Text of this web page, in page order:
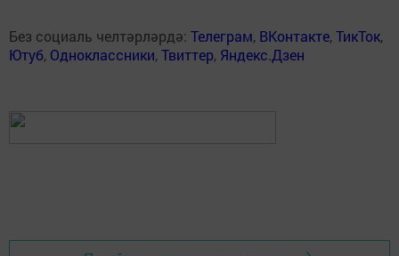
Без социаль челтәрләрдә: Телеграм, ВКонтакте,ТикТок,
Ютуб, Одноклассники,Твиттер, Яндекс.Дзен